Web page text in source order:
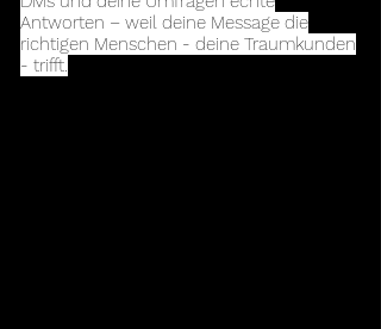
Antworten – weil deine Message die
richtigen Menschen - deine Traumkunden
- trifft.